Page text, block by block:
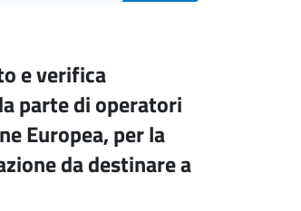
e verifica
parte di operatori
Europea, per la
da destinare a